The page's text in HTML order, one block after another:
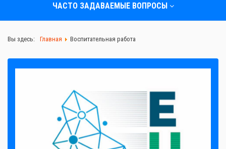
ЧАСТО ЗАДАВАЕМЫЕ ВОПРОСЫ
Вы здесь: Главная Воспитательная работа